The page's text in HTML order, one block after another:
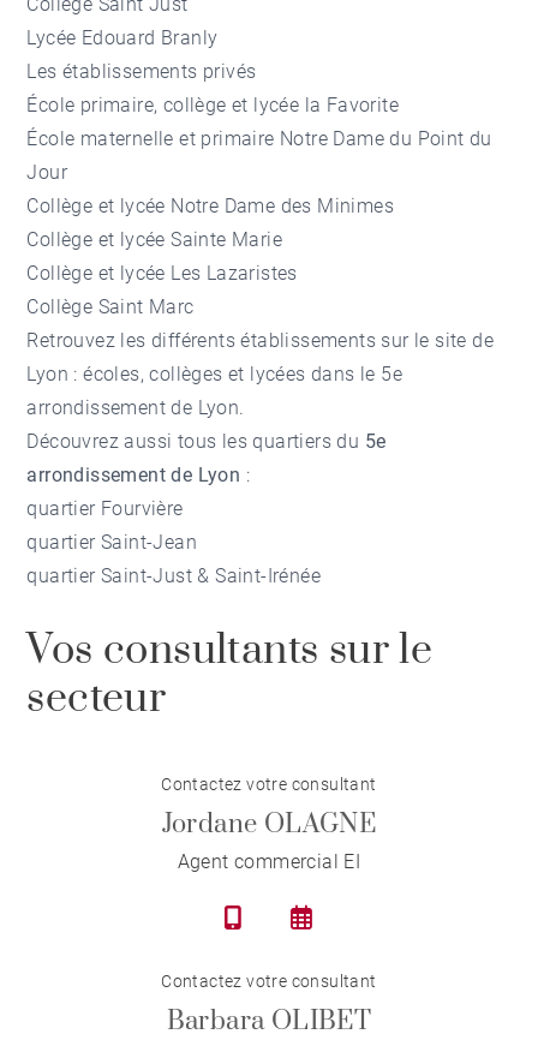
Lycée Edouard Branly
Les établissements privés
École primaire, collège et lycée la Favorite
École maternelle et primaire Notre Dame du Point du
Jour
Collège et lycée Notre Dame des Minimes
Collège et lycée Sainte Marie
Collège et lycée Les Lazaristes
Collège Saint Marc
Retrouvez les différents établissements sur le site de
Lyon : écoles, collèges et lycées dans le 5e
arrondissement de Lyon.
Découvrez aussi tous les quartiers du 5e
arrondissement de Lyon :
quartier Fourvière
quartier Saint-Jean
quartier Saint-Just & Saint-Irénée
Vos consultants sur le
secteur
Contactez votre consultant
Jordane OLAGNE
Agent commercial EI
Contactez votre consultant
Barbara OLIBET